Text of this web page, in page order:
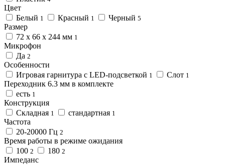
Цвет
Белый 1 Красный 1 Черный 5
Размер
72 x 66 x 244 мм 1
Микрофон
Да 2
Особенности
Игровая гарнитура с LED-подсветкой 1 Слот 1
Переходник 6.3 мм в комплекте
есть 1
Конструкция
Складная 1 стандартная 1
Частота
20-20000 Гц 2
Время работы в режиме ожидания
100 2 180 2
Импеданс